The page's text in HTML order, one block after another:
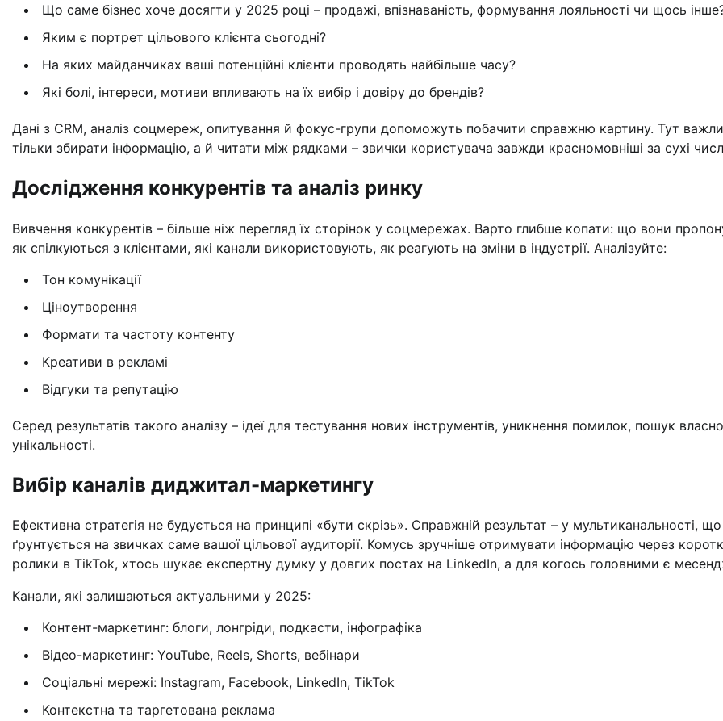
Що саме бізнес хоче досягти у 2025 році – продажі, впізнаваність, формування лояльності чи щось
Яким є портрет цільового клієнта сьогодні?
На яких майданчиках ваші потенційні клієнти проводять найбільше часу?
Які болі, інтереси, мотиви впливають на їх вибір і довіру до брендів?
Дані з CRM, аналіз соцмереж, опитування й фокус-групи допоможуть побачити справжню картину. Тут
тільки збирати інформацію, а й читати між рядками – звички користувача завжди красномовніші за сухі
Дослідження конкурентів та аналіз ринку
Вивчення конкурентів – більше ніж перегляд їх сторінок у соцмережах. Варто глибше копати: що вони
як спілкуються з клієнтами, які канали використовують, як реагують на зміни в індустрії. Аналізуйте:
Тон комунікації
Ціноутворення
Формати та частоту контенту
Креативи в рекламі
Відгуки та репутацію
Серед результатів такого аналізу – ідеї для тестування нових інструментів, уникнення помилок, пошук
унікальності.
Вибір каналів диджитал-маркетингу
Ефективна стратегія не будується на принципі «бути скрізь». Справжній результат – у мультиканальності, що
ґрунтується на звичках саме вашої цільової аудиторії. Комусь зручніше отримувати інформацію через
ролики в TikTok, хтось шукає експертну думку у довгих постах на LinkedIn, а для когось головними є
Канали, які залишаються актуальними у 2025:
Контент-маркетинг: блоги, лонгріди, подкасти, інфографіка
Відео-маркетинг: YouTube, Reels, Shorts, вебінари
Соціальні мережі: Instagram, Facebook, LinkedIn, TikTok
Контекстна та таргетована реклама